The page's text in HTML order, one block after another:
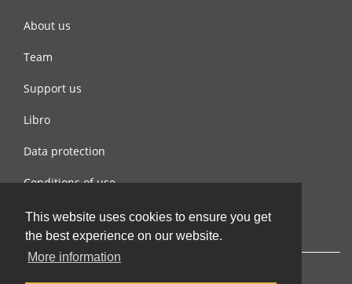
This website uses cookies to ensure you get
the best experience on our website.
More information
About us
Team
Support us
Libro
Data protection
Conditions of use
Contact us